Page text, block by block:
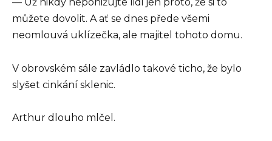
— Už nikdy neponižujte lidi jen proto, že si to
můžete dovolit. A ať se dnes přede všemi
neomlouvá uklízečka, ale majitel tohoto domu.
V obrovském sále zavládlo takové ticho, že bylo
slyšet cinkání sklenic.
Arthur dlouho mlčel.